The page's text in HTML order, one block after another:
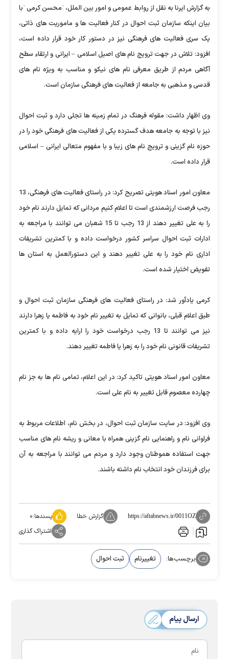
به گزارش ایرنا به نقل از روابط عمومی و امور بین الملل، ˈمحسن کرمی ˈبا
بیان اینکه سازمان ثبت احوال در کنار فعالیت ها و ماموریت های ذاتی،
یک سری فعالیت های فرهنگی نیز در دستور کار خود قرار داده است،
افزود: تلاش در جهت ترویج نام های اصیل اسلامی – ایرانی و ارتقاء سطح
آگاهی مردم از طریق معرفی نام های نیکو و مناسب به ویژه نام های
قدسی و مذهبی به جامعه از فعالیت های فرهنگی سازمان است.
وی اظهار داشت: مقوله فرهنگ در تمام زمینه ها تجلی دارد و ثبت احوال
نیز با توجه به جامعه هدف گسترده یکی از فعالیت های فرهنگی خود را در
حوزه نام گزینی و ترویج نام های زیبا و با مفهوم متعالی ایرانی – اسلامی
قرار داده است.
معاون امور اسناد هویتی تصریح کرد: در راستای فعالیت های فرهنگی، 13
رجب فرصت ارزشمندی است تا اعلام کنیم مردانی که تمایل دارند نام خود
را به علی تغییر دهند از 13 رجب تا 15 شعبان می توانند با مراجعه به
ادارات ثبت احوال سراسر کشور درخواست داده و با کمترین تشریفات
اداری نام خود را به علی تغییر دهند و این دستورالعمل به استان ها
تفویض اختیار شده است.
کرمی یادآور شد: در راستای فعالیت های فرهنگی سازمان ثبت احوال و
طبق اعلام قبلی، بانوانی که تمایل به تغییر نام خود به فاطمه یا زهرا دارند
نیز می توانند تا 13 رجب درخواست خود را ارایه داده و با کمترین
تشریفات قانونی نام خود را به زهرا یا فاطمه تغییر دهند.
معاون امور اسناد هویتی تاکید کرد: در این اعلام، تمامی نام ها به جز نام
چهارده معصوم قابل تغییر به نام علی است.
وی افزود: در سایت سازمان ثبت احوال، در بخش نام، اطلاعات مربوط به
فراوانی نام و راهنمایی نام گزینی همراه با معانی و ریشه نام های مناسب
جهت استفاده هموطنان وجود دارد و مردم می توانند با مراجعه به آن
برای فرزندان خود انتخاب نام داشته باشند.
https://aftabnews.ir/0011OZ گزارش خطا پسندها:۰
اشتراک گذاری
برچسب‌ها: تغییرنام ثبت احوال
ارسال پیام